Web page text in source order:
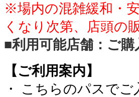
※場内の混雑緩和・
くなり次第、店頭の
■利用可能店舗：ご購
【ご利用案内】
・ こちらのパスで